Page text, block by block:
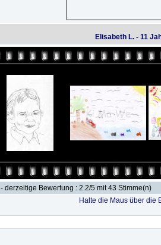
Elisabeth L. - 11
- derzeitige Bewertung : 2.2/5 mit 43 Stimme(n)
Halte die Maus über die